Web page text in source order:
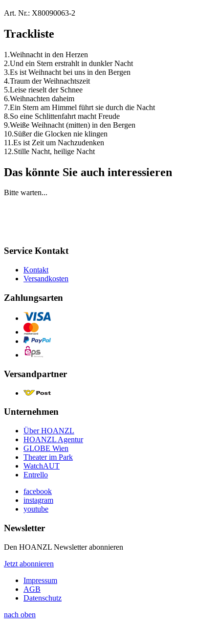
Art. Nr.: X80090063-2
Trackliste
1.Weihnacht in den Herzen
2.Und ein Stern erstrahlt in dunkler Nacht
3.Es ist Weihnacht bei uns in den Bergen
4.Traum der Weihnachtszeit
5.Leise rieselt der Schnee
6.Weihnachten daheim
7.Ein Stern am Himmel führt sie durch die Nacht
8.So eine Schlittenfahrt macht Freude
9.Weiße Weihnacht (mitten) in den Bergen
10.Süßer die Glocken nie klingen
11.Es ist Zeit um Nachzudenken
12.Stille Nacht, heilige Nacht
Das könnte Sie auch interessieren
Bitte warten...
Service Kontakt
Kontakt
Versandkosten
Zahlungsarten
Versandpartner
Unternehmen
Über HOANZL
HOANZL Agentur
GLOBE Wien
Theater im Park
WatchAUT
Entrello
facebook
instagram
youtube
Newsletter
Den HOANZL Newsletter abonnieren
Jetzt abonnieren
Impressum
AGB
Datenschutz
nach oben